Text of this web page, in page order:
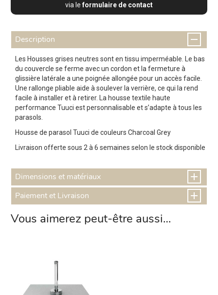
via leformulaire de contact
Description
Les Housses grises neutres sont en tissu imperméable. Le bas
du couvercle se ferme avec un cordon et la fermeture à
glissière latérale a une poignée allongée pour un accès facile.
Une rallonge pliable aide à soulever la verrière, ce qui la rend
facile à installer et à retirer. La housse textile haute
performance Tuuci est personnalisable et s’adapte à tous les
parasols.
Housse de parasol Tuuci de couleurs Charcoal Grey
Livraison offerte sous 2 à 6 semaines selon le stock disponible
Dimensions et matériaux
Paiement et Livraison
Vous aimerez peut-être aussi…